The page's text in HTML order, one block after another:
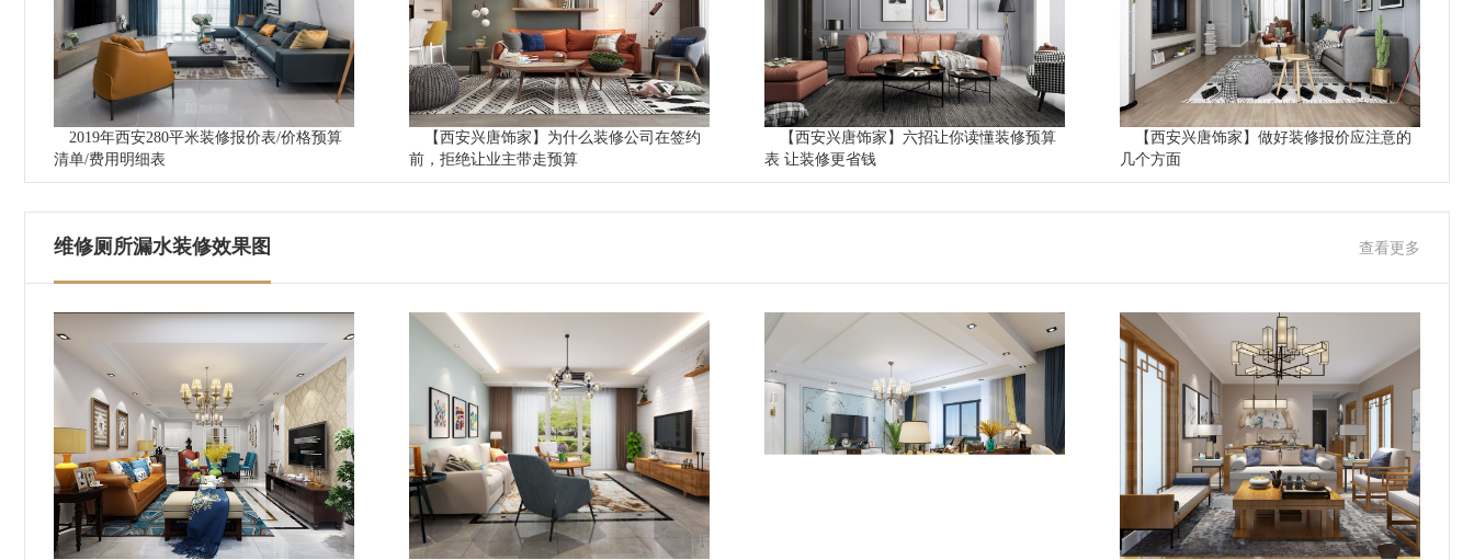
2019年西安280平米装修报价表/价格预算
清单/费用明细表
【西安兴唐饰家】为什么装修公司在签约
前，拒绝让业主带走预算
【西安兴唐饰家】六招让你读懂装修预算
表 让装修更省钱
【西安兴唐饰家】做好装修报价应注意的
几个方面
维修厕所漏水装修效果图 查看更多